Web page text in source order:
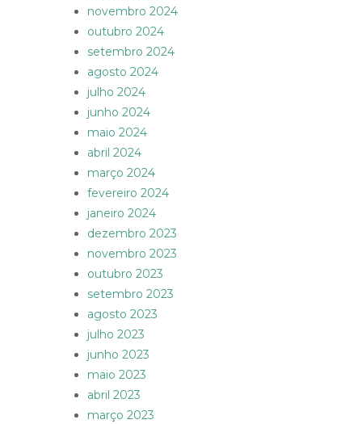
novembro 2024
outubro 2024
setembro 2024
agosto 2024
julho 2024
junho 2024
maio 2024
abril 2024
março 2024
fevereiro 2024
janeiro 2024
dezembro 2023
novembro 2023
outubro 2023
setembro 2023
agosto 2023
julho 2023
junho 2023
maio 2023
abril 2023
março 2023